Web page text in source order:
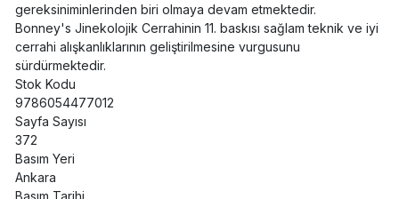
gereksiniminlerinden biri olmaya devam etmektedir.
Bonney's Jinekolojik Cerrahinin 11. baskısı sağlam teknik ve iyi
cerrahi alışkanlıklarının geliştirilmesine vurgusunu
sürdürmektedir.
Stok Kodu
9786054477012
Sayfa Sayısı
372
Basım Yeri
Ankara